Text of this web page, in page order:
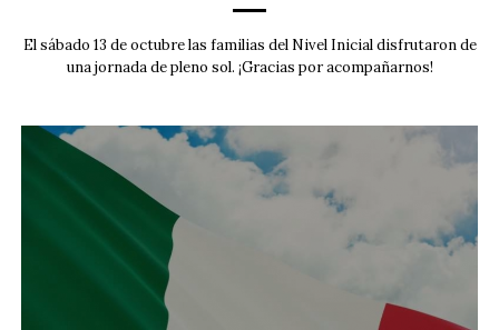
El sábado 13 de octubre las familias del Nivel Inicial disfrutaron de
una jornada de pleno sol. ¡Gracias por acompañarnos!